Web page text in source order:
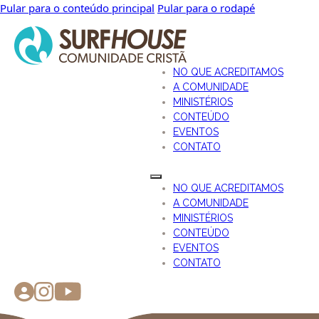
Pular para o conteúdo principal Pular para o rodapé
NO QUE ACREDITAMOS
A COMUNIDADE
MINISTÉRIOS
CONTEÚDO
EVENTOS
CONTATO
NO QUE ACREDITAMOS
A COMUNIDADE
MINISTÉRIOS
CONTEÚDO
EVENTOS
CONTATO